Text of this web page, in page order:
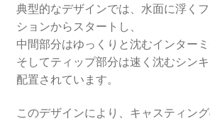
典型的なデザインでは、水面に浮く
ションからスタートし、
中間部分はゆっくりと沈むインターミ
そしてティップ部分は速く沈むシン
配置されています。
このデザインにより、キャスティン